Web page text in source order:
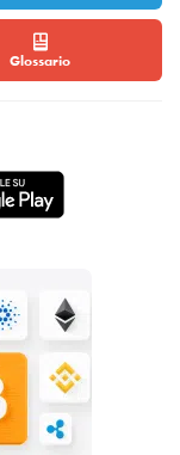
Glossario